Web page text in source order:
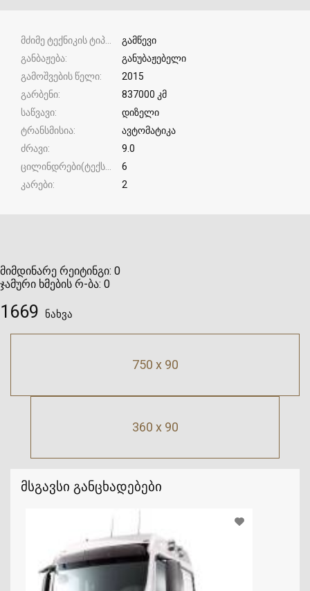
360 x 90
მსგავსი განცხადებები
გამწევი
განბაჟება
განუბაჟებელი
გამოშვების წელი
2015
გარბენი
837000 კმ
საწვავი
დიზელი
ტრანსმისია
ავტომატიკა
ძრავი
9.0
6
კარები
2
მიმდინარე რეიტინგი: 0
ჯამური ხმების რ-ბა: 0
1669 ნახვა
750 x 90